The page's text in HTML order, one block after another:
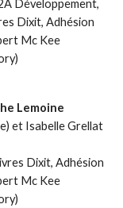
Développement,
Dixit, Adhésion
Mc Kee
Lemoine
et Isabelle Grellat
Dixit, Adhésion
Mc Kee